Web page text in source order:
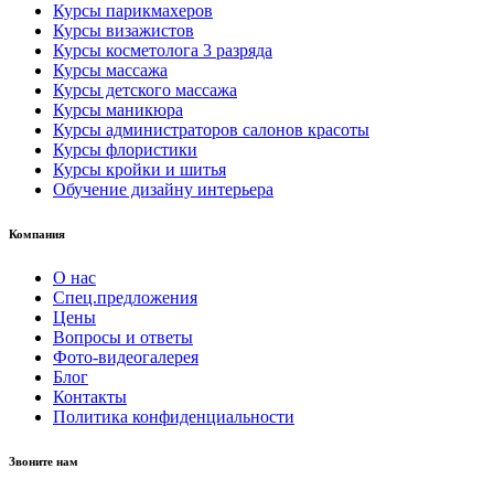
Курсы парикмахеров
Курсы визажистов
Курсы косметолога 3 разряда
Курсы массажа
Курсы детского массажа
Курсы маникюра
Курсы администраторов салонов красоты
Курсы флористики
Курсы кройки и шитья
Обучение дизайну интерьера
Компания
О нас
Спец.предложения
Цены
Вопросы и ответы
Фото-видеогалерея
Блог
Контакты
Политика конфиденциальности
Звоните нам